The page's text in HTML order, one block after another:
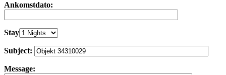
Ankomstdato:
Stay
Subject:
Message: